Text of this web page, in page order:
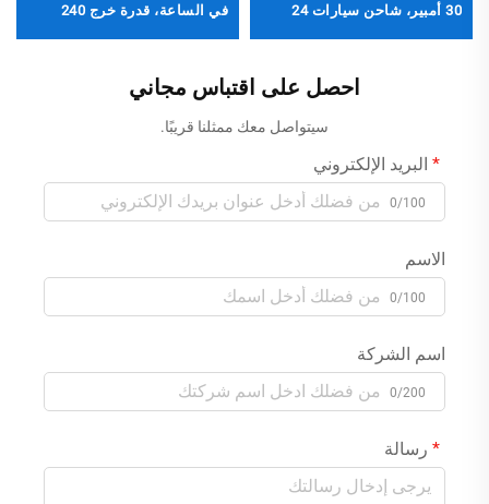
30 أمبير، شاحن سيارات 24
في الساعة، قدرة خرج 240
220 فولت، ذكي
احصل على اقتباس مجاني
سيتواصل معك ممثلنا قريبًا.
البريد الإلكتروني
0/100
الاسم
0/100
اسم الشركة
0/200
رسالة